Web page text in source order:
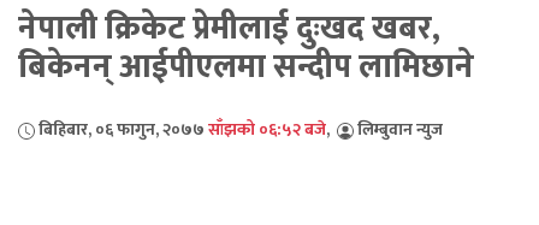
नेपाली क्रिकेट प्रेमीलाई दुःखद खबर,
बिकेनन् आईपीएलमा सन्दीप लामिछाने
बिहिबार, ०६ फागुन, २०७७साँझको ०६:५२ बजे, लिम्बुवान न्युज